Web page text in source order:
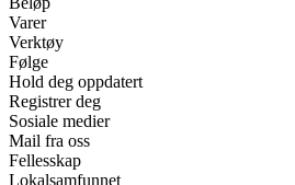
Varer
Verktøy
Følge
Hold deg oppdatert
Registrer deg
Sosiale medier
Mail fra oss
Fellesskap
Lokalsamfunnet